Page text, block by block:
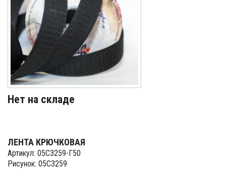
Нет на складе
ЛЕНТА КРЮЧКОВАЯ
Артикул: 05С3259-Г50
Рисунок: 05С3259